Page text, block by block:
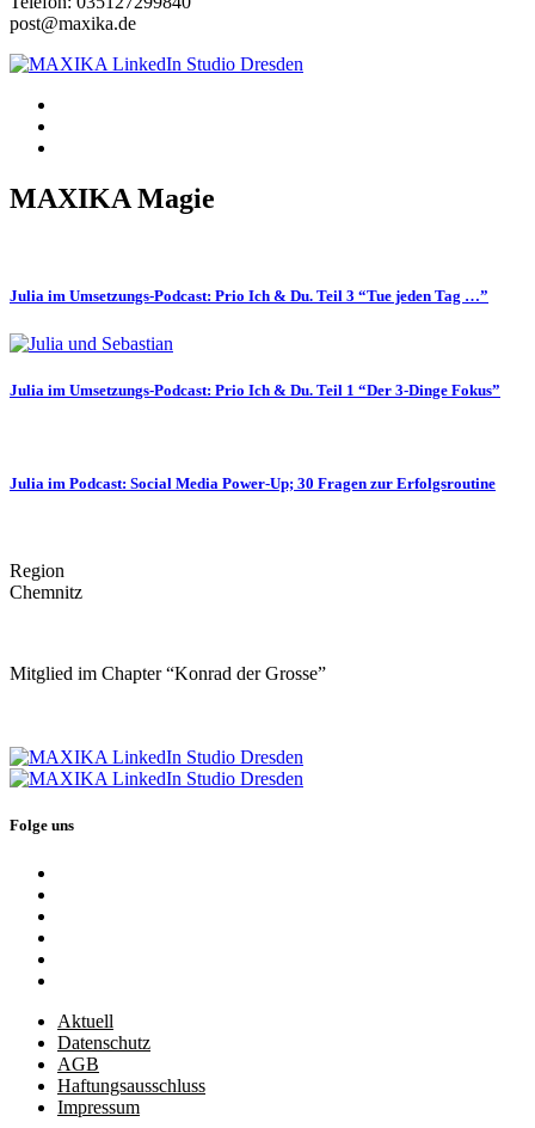
post@maxika.de
MAXIKA Magie
Julia im Umsetzungs-Podcast: Prio Ich & Du. Teil 3 “Tue jeden Tag …”
Julia im Umsetzungs-Podcast: Prio Ich & Du. Teil 1 “Der 3-Dinge Fokus”
Julia im Podcast: Social Media Power-Up; 30 Fragen zur Erfolgsroutine
Region
Chemnitz
Mitglied im Chapter “Konrad der Grosse”
Folge uns
Aktuell
Datenschutz
AGB
Haftungsausschluss
Impressum